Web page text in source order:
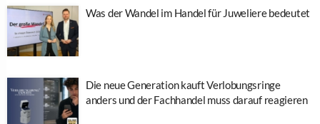
Was der Wandel im Handel für Juweliere bedeutet
Die neue Generation kauft Verlobungsringe
anders und der Fachhandel muss darauf reagieren